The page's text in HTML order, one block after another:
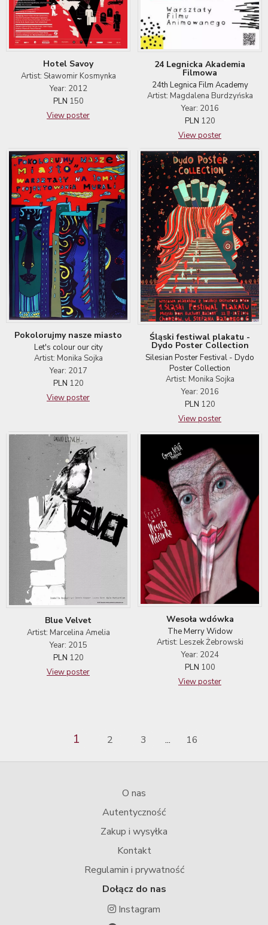
Hotel Savoy
Artist: Sławomir Kosmynka
Year: 2012
PLN 150
View poster
24 Legnicka Akademia
Filmowa
24th Legnica Film Academy
Artist: Magdalena Burdzyńska
Year: 2016
PLN 120
View poster
Pokolorujmy nasze miasto
Let's colour our city
Artist: Monika Sojka
Year: 2017
PLN 120
View poster
Śląski festiwal plakatu -
Dydo Poster Collection
Silesian Poster Festival - Dydo
Poster Collection
Artist: Monika Sojka
Year: 2016
PLN 120
View poster
Blue Velvet
Artist: Marcelina Amelia
Year: 2015
PLN 120
View poster
Wesoła wdówka
The Merry Widow
Artist: Leszek Żebrowski
Year: 2024
PLN 100
View poster
1 2 3 ... 16
O nas
Autentyczność
Zakup i wysyłka
Kontakt
Regulamin i prywatność
Dołącz do nas
Instagram